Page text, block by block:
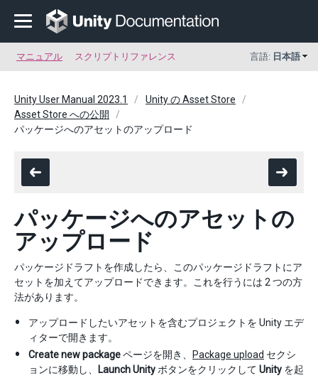
マニュアル スクリプトリファレンス 言語: 日本語
Unity User Manual 2023.1
Unity の Asset Store
Asset Store への公開
パッケージへのアセットのアップロード
パッケージへのアセットの
アップロード
パッケージドラフトを作成したら、このパッケージドラフトにア
セットを加えてアップロードできます。これを行うには 2 つの方
法があります。
アップロードしたいアセットを含むプロジェクトを Unity エデ
ィターで開きます。
Create new packageページを開き、 Package upload セクシ
ョンに移動し、
Launch Unity ボタンをクリックして Unity を起